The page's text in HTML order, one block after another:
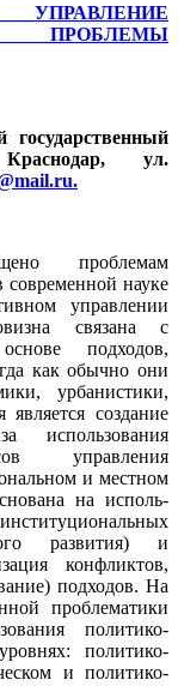
УПРАВЛЕНИЕ
ул.
.
проблемам
современной науке
управлении
связана с
подходов,
как обычно они
урбанистики,
создание
использования
управления
и местном
на исполь-
развития) и
конфликтов,
подходов. На
проблематики
политико-
политико-
и политико-